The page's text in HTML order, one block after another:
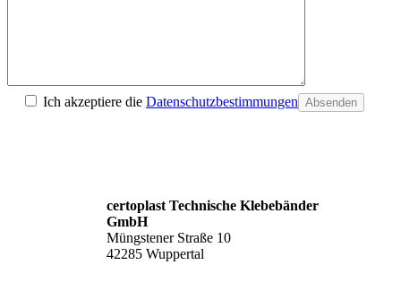
Ich akzeptiere die Datenschutzbestimmungen Absenden
certoplast Technische Klebebänder
GmbH
Müngstener Straße 10
42285 Wuppertal